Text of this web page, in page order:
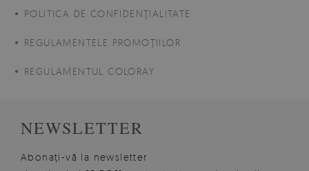
POLITICA DE CONFIDENŢIALITATE
REGULAMENTELE PROMOȚIILOR
REGULAMENTUL COLORAY
NEWSLETTER
Abonați-vă la newsletter